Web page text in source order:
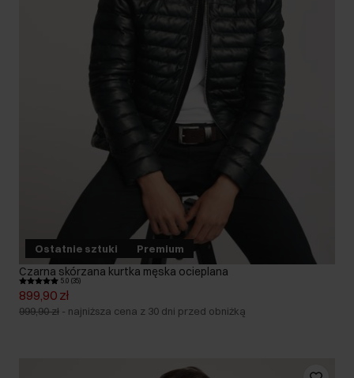
Ostatnie sztuki Premium
Czarna skórzana kurtka męska ocieplana
5.0 (35)
899,90 zł
999,90 zł - najniższa cena z 30 dni przed obniżką